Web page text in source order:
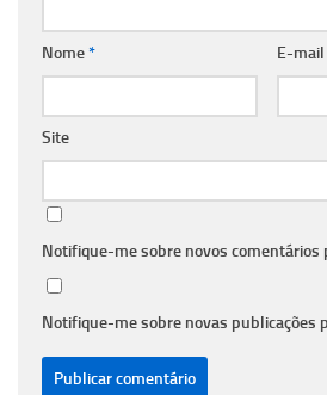
Nome* E-mail
Site
Notifique-me sobre novos comentários
Notifique-me sobre novas publicações